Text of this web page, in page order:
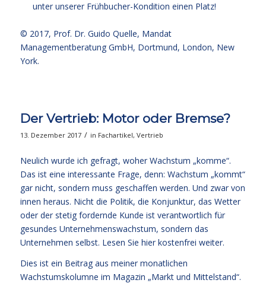
unter unserer Frühbucher-Kondition einen Platz!
© 2017, Prof. Dr. Guido Quelle, Mandat
Managementberatung GmbH, Dortmund, London, New
York.
Der Vertrieb: Motor oder Bremse?
13. Dezember 2017 / in Fachartikel, Vertrieb
Neulich wurde ich gefragt, woher Wachstum „komme“.
Das ist eine interessante Frage, denn: Wachstum „kommt“
gar nicht, sondern muss geschaffen werden. Und zwar von
innen heraus. Nicht die Politik, die Konjunktur, das Wetter
oder der stetig fordernde Kunde ist verantwortlich für
gesundes Unternehmenswachstum, sondern das
Unternehmen selbst. Lesen Sie hier kostenfrei weiter.
Dies ist ein Beitrag aus meiner monatlichen
Wachstumskolumne im Magazin „Markt und Mittelstand“.